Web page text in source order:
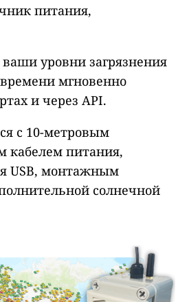
питания,
уровни загрязнения
мгновенно
и через API.
с 10-метровым
кабелем питания,
USB, монтажным
солнечной